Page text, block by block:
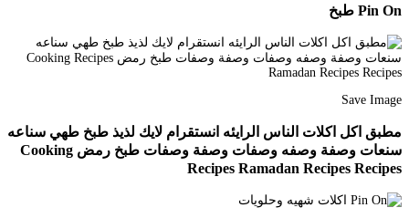
Pin On طبخ
Save Image
مطبق اكل اكلات الناس الرايئه انستقرام لايك لذيذ طبخ طهي سناعه
سنعات وصفة وصفه وصفات وصفة وصفات طبخ رمض Cooking
Recipes Ramadan Recipes Recipes